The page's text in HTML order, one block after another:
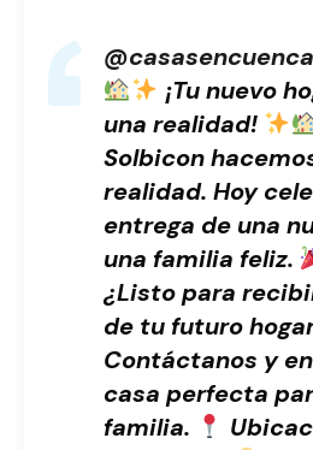
@casasencuenca
¡Tu nuevo
una realidad!
Solbicon
realidad. Hoy
entrega de una
una familia feliz.
¿Listo para
de tu futuro
Contáctanos y
casa perfecta
familia.